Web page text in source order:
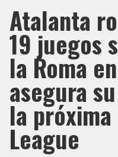
Atalanta
19 juegos
la Roma
asegura
la
League